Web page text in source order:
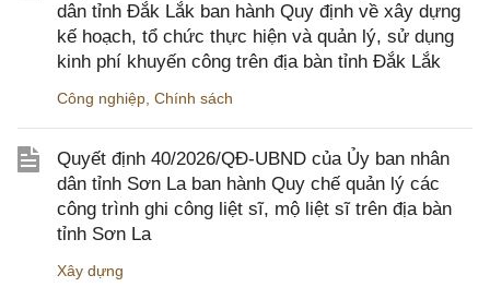
dân tỉnh Đắk Lắk ban hành Quy định về xây dựng
kế hoạch, tổ chức thực hiện và quản lý, sử dụng
kinh phí khuyến công trên địa bàn tỉnh Đắk Lắk
Công nghiệp Chính sách
Quyết định 40/2026/QĐ-UBND của Ủy ban nhân
dân tỉnh Sơn La ban hành Quy chế quản lý các
công trình ghi công liệt sĩ, mộ liệt sĩ trên địa bàn
tỉnh Sơn La
Xây dựng